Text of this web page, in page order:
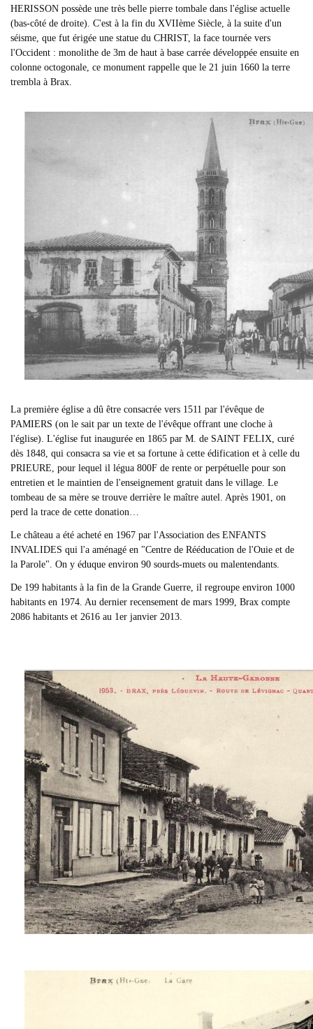
HERISSON possède une très belle pierre tombale dans l'église actuelle
(bas-côté de droite). C'est à la fin du XVIIème Siècle, à la suite d'un
séisme, que fut érigée une statue du CHRIST, la face tournée vers
l'Occident : monolithe de 3m de haut à base carrée développée ensuite en
colonne octogonale, ce monument rappelle que le 21 juin 1660 la terre
trembla à Brax.
La première église a dû être consacrée vers 1511 par l'évêque de
PAMIERS (on le sait par un texte de l'évêque offrant une cloche à
l'église). L'église fut inaugurée en 1865 par M. de SAINT FELIX, curé
dès 1848, qui consacra sa vie et sa fortune à cette édification et à celle du
PRIEURE, pour lequel il légua 800F de rente or perpétuelle pour son
entretien et le maintien de l'enseignement gratuit dans le village. Le
tombeau de sa mère se trouve derrière le maître autel. Après 1901, on
perd la trace de cette donation…
Le château a été acheté en 1967 par l'Association des ENFANTS
INVALIDES qui l'a aménagé en "Centre de Rééducation de l'Ouie et de
la Parole". On y éduque environ 90 sourds-muets ou malentendants.
De 199 habitants à la fin de la Grande Guerre, il regroupe environ 1000
habitants en 1974. Au dernier recensement de mars 1999, Brax compte
2086 habitants et 2616 au 1er janvier 2013.